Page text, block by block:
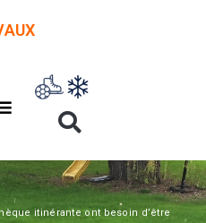
itinérante ont besoin d’être